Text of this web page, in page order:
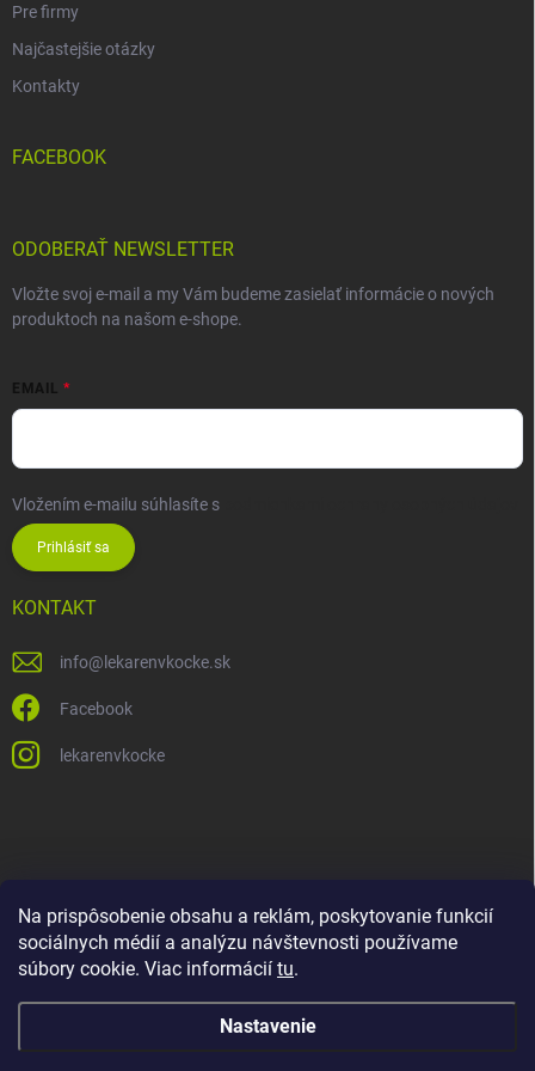
Na prispôsobenie obsahu a reklám, poskytovanie funkcií
sociálnych médií a analýzu návštevnosti používame
súbory cookie. Viac informácií tu.
Nastavenie
Pre firmy
Najčastejšie otázky
Kontakty
FACEBOOK
ODOBERAŤ NEWSLETTER
Vložte svoj e-mail a my Vám budeme zasielať informácie o nových
produktoch na našom e-shope.
EMAIL
Vložením e-mailu súhlasíte s
Prihlásiť sa
KONTAKT
info@ lekarenvkocke.sk
Facebook
lekarenvkocke